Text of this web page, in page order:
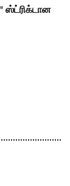
ஸ்ட்ரிக்டான